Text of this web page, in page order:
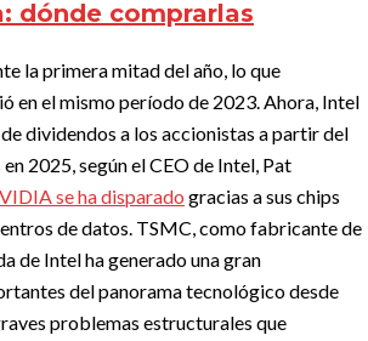
dónde comprarlas
la primera mitad del año, lo que
en el mismo período de 2023. Ahora, Intel
dividendos a los accionistas a partir del
2025, según el CEO de Intel, Pat
se ha disparado gracias a sus chips
de datos. TSMC, como fabricante de
de Intel ha generado una gran
del panorama tecnológico desde
problemas estructurales que